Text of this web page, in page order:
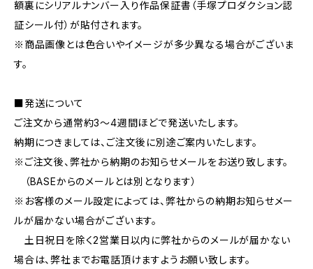
額裏にシリアルナンバー入り作品保証書（手塚プロダクション認
証シール付）が貼付されます。
※商品画像とは色合いやイメージが多少異なる場合がございま
す。
■発送について
ご注文から通常約3〜4週間ほどで発送いたします。
納期につきましては、ご注文後に別途ご案内いたします。
※ご注文後、弊社から納期のお知らせメールをお送り致します。
（BASEからのメールとは別となります）
※お客様のメール設定によっては、弊社からの納期お知らせメー
ルが届かない場合がございます。
土日祝日を除く2営業日以内に弊社からのメールが届かない
場合は、弊社までお電話頂けますようお願い致します。